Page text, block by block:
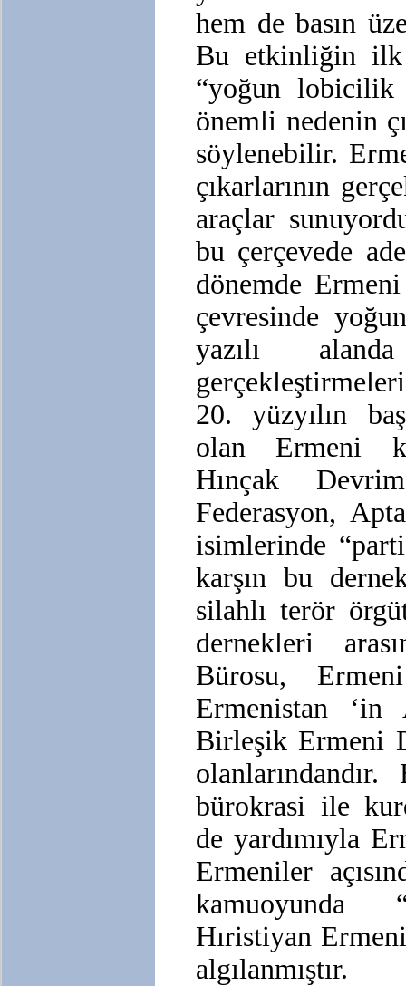
hem de basın
Bu etkinliğin ilk
“yoğun
önemli nedenin
söylenebilir.
çıkarlarının
araçlar
bu çerçevede
dönemde
çevresinde
yazılı
20. yüzyılın
olan Ermeni
Hınçak
Federasyon,
isimlerinde
karşın bu
silahlı terör
dernekleri
Bürosu,
Ermenistan ‘in
Birleşik Ermeni
bürokrasi ile
de yardımıyla
Ermeniler
kamuoyunda
Hıristiyan
algılanmıştır.